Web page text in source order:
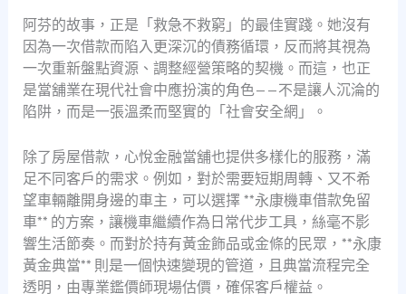
阿芬的故事，正是「救急不救窮」的最佳實踐。她沒有
因為一次借款而陷入更深沉的債務循環，反而將其視為
一次重新盤點資源、調整經營策略的契機。而這，也正
是當舖業在現代社會中應扮演的角色——不是讓人沉淪的
陷阱，而是一張溫柔而堅實的「社會安全網」。
除了房屋借款，心悅金融當舖也提供多樣化的服務，滿
足不同客戶的需求。例如，對於需要短期周轉、又不希
望車輛離開身邊的車主，可以選擇 **永康機車借款免留
車** 的方案，讓機車繼續作為日常代步工具，絲毫不影
響生活節奏。而對於持有黃金飾品或金條的民眾，**永康
黃金典當** 則是一個快速變現的管道，且典當流程完全
透明，由專業鑑價師現場估價，確保客戶權益。